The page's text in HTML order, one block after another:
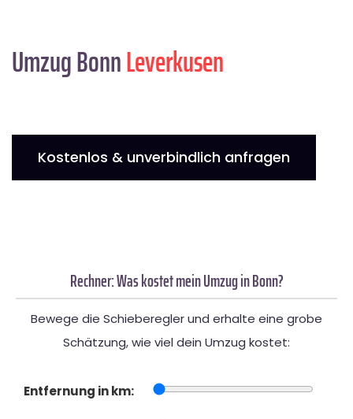
Umzug BonnLeverkusen
Kostenlos & unverbindlich anfragen
Rechner: Was kostet mein Umzug in Bonn?
Bewege die Schieberegler und erhalte eine grobe
Schätzung, wie viel dein Umzug kostet:
Entfernung in km: